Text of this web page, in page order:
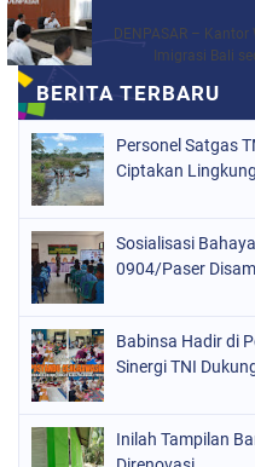
DENPASAR –
Imigrasi Bali
Personel Satgas
Ciptakan
Sosialisasi
0904/Paser
Babinsa Hadir di
Sinergi TNI
Inilah Tampilan